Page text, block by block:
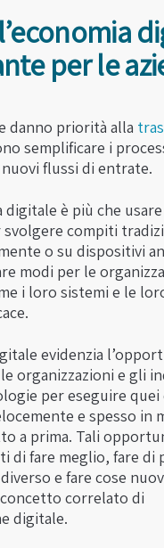
per le
danno priorità alla
semplificare i
flussi di entrate.
digitale è più che
compiti
o su dispositivi
modi per le
i loro sistemi e le
evidenzia
organizzazioni e gli
per eseguire
e spesso in
a prima. Tali
di fare meglio, fare di
e fare cose
correlato di
digitale.